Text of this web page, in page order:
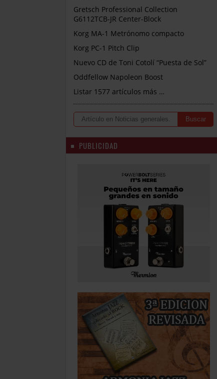
Gretsch Professional Collection
G6112TCB-JR Center-Block
Korg MA-1 Metrónomo compacto
Korg PC-1 Pitch Clip
Nuevo CD de Toni Cotolí “Puesta de Sol”
Oddfellow Napoleon Boost
Listar 1577 artículos más …
PUBLICIDAD